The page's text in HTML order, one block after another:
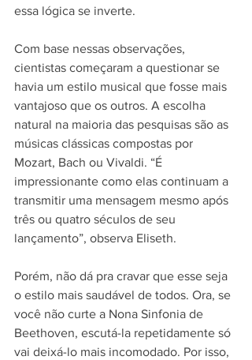
essa lógica se inverte.
Com base nessas observações,
cientistas começaram a questionar se
havia um estilo musical que fosse mais
vantajoso que os outros. A escolha
natural na maioria das pesquisas são as
músicas clássicas compostas por
Mozart, Bach ou Vivaldi. “É
impressionante como elas continuam a
transmitir uma mensagem mesmo após
três ou quatro séculos de seu
lançamento”, observa Eliseth.
Porém, não dá pra cravar que esse seja
o estilo mais saudável de todos. Ora, se
você não curte a Nona Sinfonia de
Beethoven, escutá-la repetidamente só
vai deixá-lo mais incomodado. Por isso,